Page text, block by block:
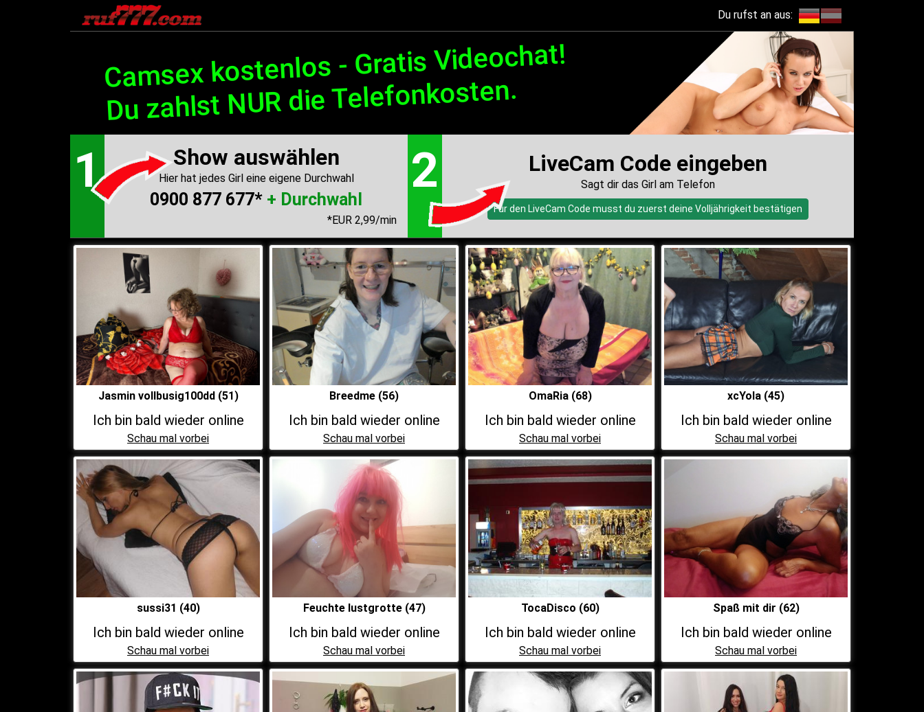
Du rufst an aus:
0900 877 677*+ Durchwahl *EUR 2,99/min Für den LiveCam Code musst du zuerst deine Volljährigkeit bestätigen
Camsex kostenlos - Gratis Videochat!
Du zahlst NUR die Telefonkosten.
1 Show auswählen
Hier hat jedes Girl eine eigene Durchwahl
0900 877 677* + Durchwahl
*EUR 2,99/min
2 LiveCam Code eingeben
Sagt dir das Girl am Telefon
Für den LiveCam Code musst du zuerst deine Volljährigkeit bestätigen
Jasmin vollbusig100dd (51)
Ich bin bald wieder online
Schau mal vorbei
Breedme (56)
Ich bin bald wieder online
Schau mal vorbei
OmaRia (68)
Ich bin bald wieder online
Schau mal vorbei
xcYola (45)
Ich bin bald wieder online
Schau mal vorbei
sussi31 (40)
Ich bin bald wieder online
Schau mal vorbei
Feuchte lustgrotte (47)
Ich bin bald wieder online
Schau mal vorbei
TocaDisco (60)
Ich bin bald wieder online
Schau mal vorbei
Spaß mit dir (62)
Ich bin bald wieder online
Schau mal vorbei